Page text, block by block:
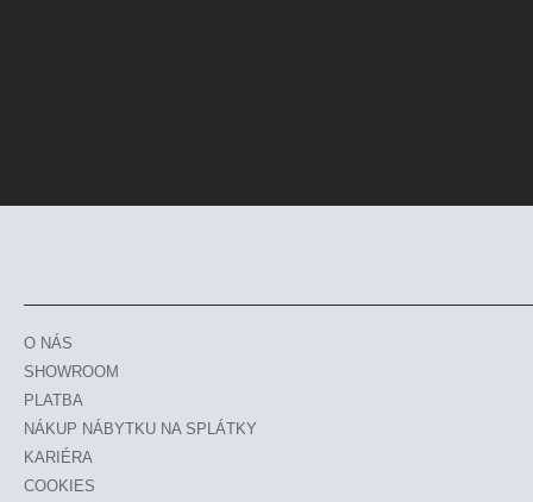
O NÁS
SHOWROOM
PLATBA
NÁKUP NÁBYTKU NA SPLÁTKY
KARIÉRA
COOKIES